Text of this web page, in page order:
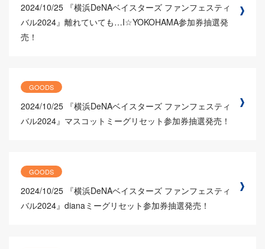
2024/10/25 『横浜DeNAベイスターズ ファンフェスティ
バル2024』離れていても…I☆YOKOHAMA参加券抽選発
売！
GOODS
2024/10/25 『横浜DeNAベイスターズ ファンフェスティ
バル2024』マスコットミーグリセット参加券抽選発売！
GOODS
2024/10/25 『横浜DeNAベイスターズ ファンフェスティ
バル2024』dianaミーグリセット参加券抽選発売！